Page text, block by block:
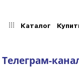
Каталог